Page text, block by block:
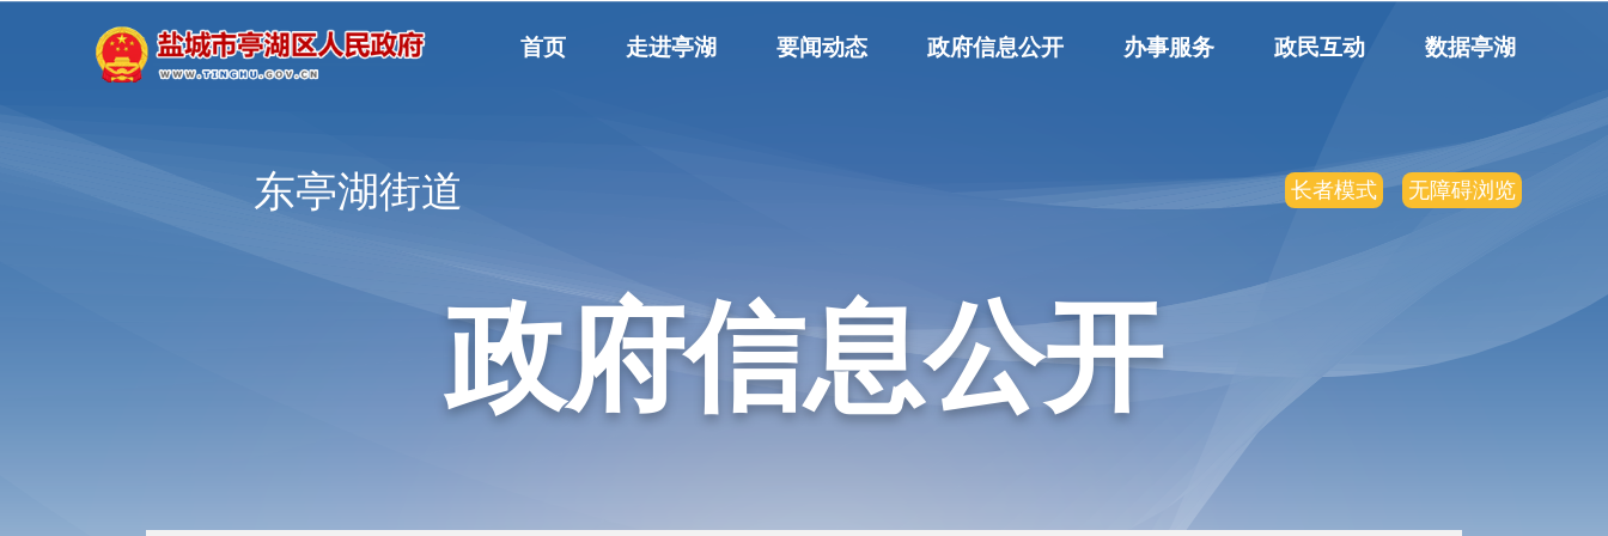
首页 走进亭湖 要闻动态 政府信息公开 办事服务 政民互动 数据亭湖
长者模式 无障碍浏览
东亭湖街道
政府信息公开